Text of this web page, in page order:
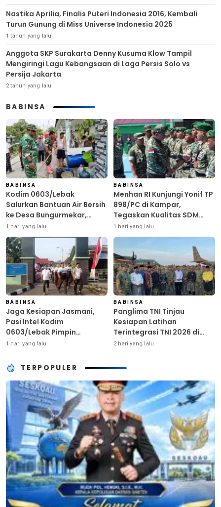
Nastika Aprilia, Finalis Puteri Indonesia 2016, Kembali
Turun Gunung di Miss Universe Indonesia 2025
1 tahun yang lalu
Anggota SKP Surakarta Denny Kusuma Klow Tampil
Mengiringi Lagu Kebangsaan di Laga Persis Solo vs
Persija Jakarta
2 tahun yang lalu
BABINSA
BABINSA
Kodim 0603/Lebak
Salurkan Bantuan Air Bersih
ke Desa Bungurmekar,
Ringankan Beban Warga
Terdampak Kemarau
1 hari yang lalu
BABINSA
Menhan RI Kunjungi Yonif TP
898/PC di Kampar,
Tegaskan Kualitas SDM
Kunci Kekuatan TNI
1 hari yang lalu
BABINSA
Jaga Kesiapan Jasmani,
Pasi Intel Kodim
0603/Lebak Pimpin
Pembinaan Fisik Rutin
1 hari yang lalu
BABINSA
Panglima TNI Tinjau
Kesiapan Latihan
Terintegrasi TNI 2026 di
Dabo Singkep
2 hari yang lalu
TERPOPULER